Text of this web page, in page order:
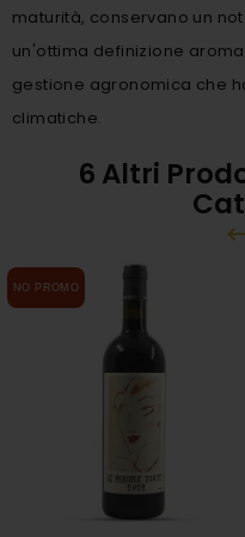
maturità, conservano un
un'ottima definizione
gestione agronomica che
climatiche.
6 Altri
NO PROMO